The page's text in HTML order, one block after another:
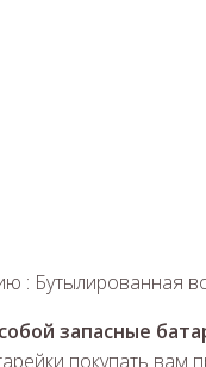
: Бутылированная
запасные
покупать вам